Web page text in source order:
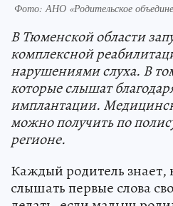
Фото: АНО «Родительское
В Тюменской области
комплексной
нарушениями слуха. В
которые слышат
имплантации.
можно получить по
регионе.
Каждый родитель знает,
слышать первые слова